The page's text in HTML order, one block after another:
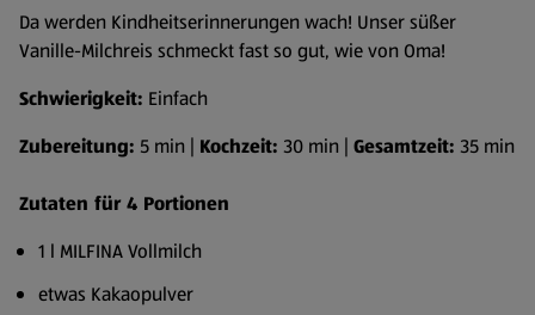
Da werden Kindheitserinnerungen wach! Unser süßer
Vanille-Milchreis schmeckt fast so gut, wie von Oma!
Schwierigkeit: Einfach
Zubereitung: 5 min | Kochzeit: 30 min | Gesamtzeit: 35 min
Zutaten für 4 Portionen
1 l MILFINA Vollmilch
etwas Kakaopulver